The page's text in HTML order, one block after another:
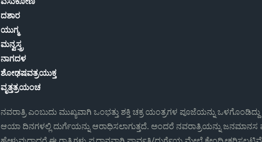
ದಶಾರ
ಯುಗ್ಮ
ಮನ್ವಸ್ತ್ರ
ನಾಗದಳ
ಶೋಢಷವತ್ರಯುಕ್ತ
ವೃತ್ತತ್ರಯಂಚ
ನವರಾತ್ರಿ ಎಂಬುದು ಮುಖ್ಯವಾಗಿ ಒಂಭತ್ತು ಶಕ್ತಿ ಚಕ್ರ ಯಂತ್ರಗಳ ಪೂಜೆಯನ್ನು
ಆಯಾ ದಿನಗಳಲ್ಲಿ ದುರ್ಗೆಯನ್ನು ಆರಾಧಿಸಲಾಗುತ್ತದೆ. ಅಂದರೆ ನವರಾತ್ರಿಯನ್ನು